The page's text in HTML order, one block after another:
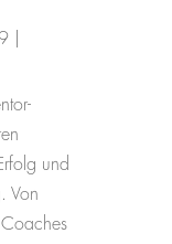
und
Von